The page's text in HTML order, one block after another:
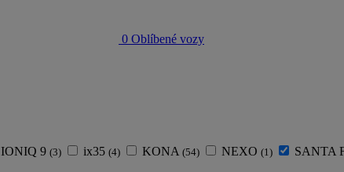
0 Oblíbené vozy
IONIQ 9 (3) ix35 (4) KONA (54) NEXO (1) SANTA